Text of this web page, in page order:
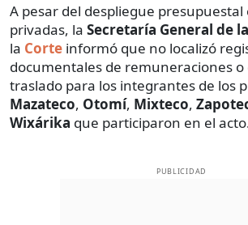
A pesar del despliegue
privadas, la Secretaría General de
la Corte informó que no localizó
documentales de remuneraciones o
traslado para los integrantes de los
Mazateco, Otomí, Mixteco,
Wixárika que participaron en el
PUBLICIDAD